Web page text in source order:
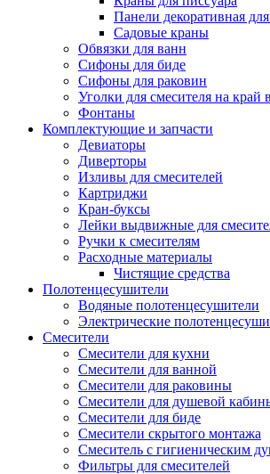
Панели декоративная
Садовые краны
Обвязки для ванн
Сифоны для биде
Сифоны для раковин
Уголки для смесителя на край
Фонтаны
Комплектующие и запчасти
Девиаторы
Диверторы
Изливы для смесителей
Картриджи
Кран-буксы
Лейки выдвижные для
Ручки к смесителям
Расходные материалы
Чистящие средства
Полотенцесушители
Водяные полотенцесушители
Электрические
Смесители
Смесители для кухни
Смесители для ванной
Смесители для раковины
Смесители для душевой
Смесители для биде
Смесители скрытого монтажа
Смеситель с гигиеническим
Фильтры для смесителей